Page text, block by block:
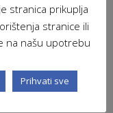
stranica prikuplja
stranice ili
na našu upotrebu
Prihvati sve